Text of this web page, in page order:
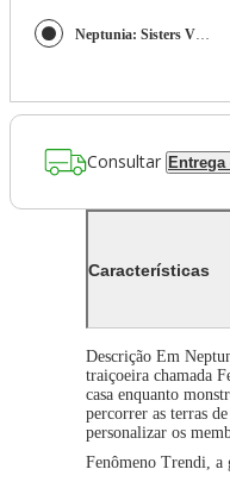
Neptunia: Sisters VS Sisters - PS4
Consultar
Características
Descrição Em
traiçoeira chamada
casa enquanto
percorrer as terras
personalizar os
Fenômeno Trendi, a